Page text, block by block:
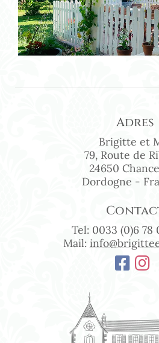
Adres
Brigitte et
79, Route de
24650
Dordogne -
Tel: 0033 (0)6 78
Mail: